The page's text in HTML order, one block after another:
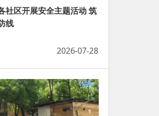
社区开展安全主题活动 筑
线
2026-07-28